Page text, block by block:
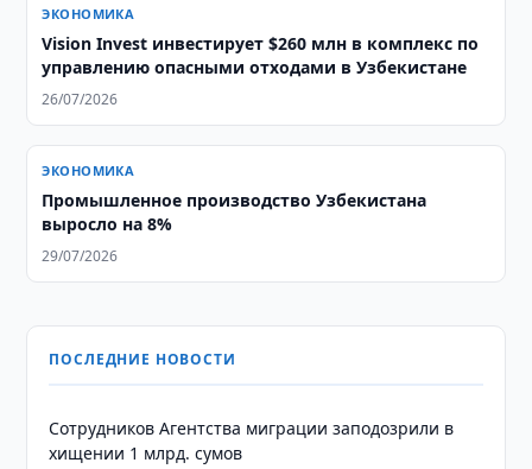
ЭКОНОМИКА
Vision Invest инвестирует $260 млн в комплекс по
управлению опасными отходами в Узбекистане
26/07/2026
ЭКОНОМИКА
Промышленное производство Узбекистана
выросло на 8%
29/07/2026
ПОСЛЕДНИЕ НОВОСТИ
Сотрудников Агентства миграции заподозрили в
хищении 1 млрд. сумов